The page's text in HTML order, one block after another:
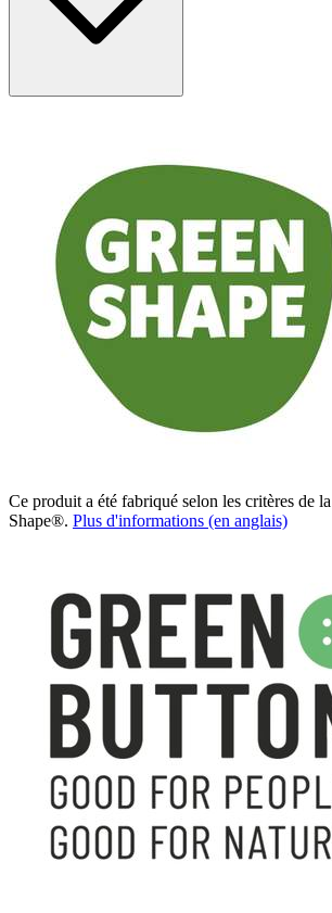
Ce produit a été fabriqué selon les critères de
Shape®. Plus d'informations (en anglais)